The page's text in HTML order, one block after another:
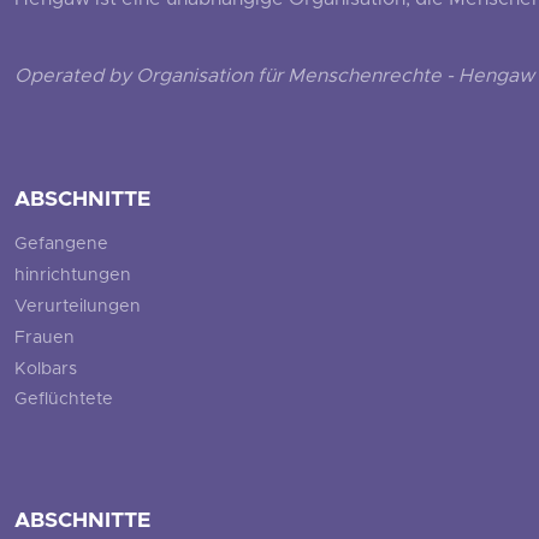
Operated by Organisation für Menschenrechte - Hengaw
ABSCHNITTE
Gefangene
hinrichtungen
Verurteilungen
Frauen
Kolbars
Geflüchtete
ABSCHNITTE